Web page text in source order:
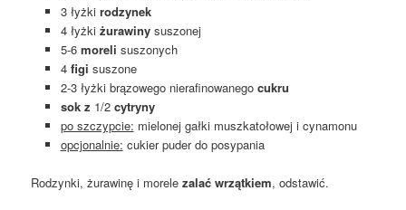
3 łyżki rodzynek
4 łyżki żurawiny suszonej
5-6 moreli suszonych
4 figi suszone
2-3 łyżki brązowego nierafinowanego cukru
sok z 1/2cytryny
po szczypcie: mielonej gałki muszkatołowej i cynamonu
opcjonalnie: cukier puder do posypania
Rodzynki, żurawinę i morelezalać wrzątkiem, odstawić.